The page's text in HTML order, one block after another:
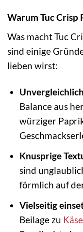
Warum Tuc Crisp
Was macht Tuc
sind einige
lieben wirst:
Balance aus
würziger
Knusprige
sind
förmlich auf
Vielseitig
Beilage zu Käse